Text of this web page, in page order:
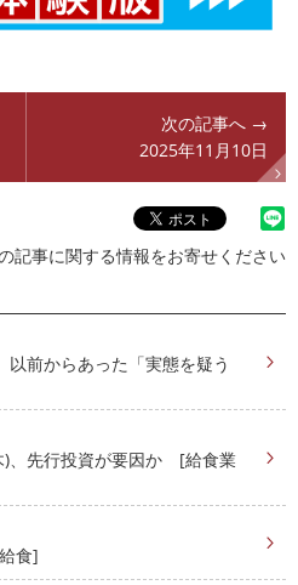
次の記事へ →
2025年11月10日
記事に関する情報をお寄せください
前からあった「実態を疑う
)、先行投資が要因か [給食業
食]